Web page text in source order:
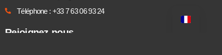
Téléphone : +33 7 63 06 93 24
Rejoignez-nous